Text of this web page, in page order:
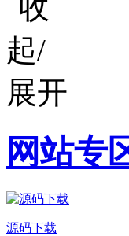
网站专
源码下载